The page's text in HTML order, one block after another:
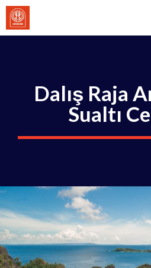
İçeriğe
atla
Dalış Raja
Sualtı